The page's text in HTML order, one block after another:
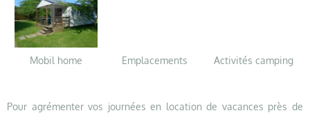
Mobil home Emplacements Activités camping
Pour agrémenter vos journées en location de vacances près de